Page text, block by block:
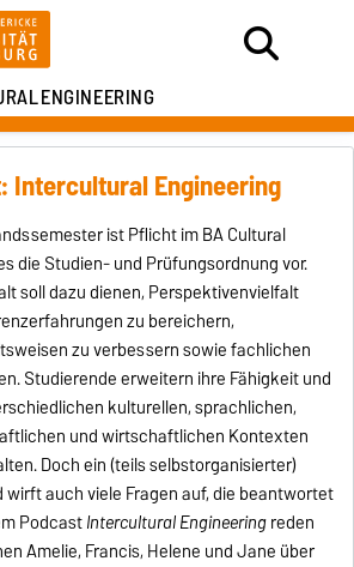
ENGINEERING
Intercultural Engineering
ist Pflicht im BA Cultural
die Studien- und Prüfungsordnung vor.
soll dazu dienen, Perspektivenvielfalt
zu bereichern,
zu verbessern sowie fachlichen
Studierende erweitern ihre Fähigkeit und
kulturellen, sprachlichen,
und wirtschaftlichen Kontexten
Doch ein (teils selbstorganisierter)
auch viele Fragen auf, die beantwortet
PodcastIntercultural Engineeringreden
Amelie, Francis, Helene und Jane über